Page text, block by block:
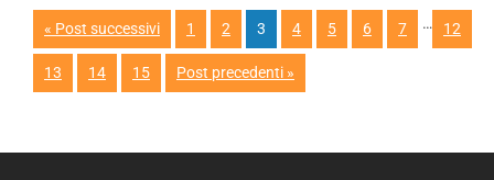
« Post successivi 1 2 3 4 5 6 7 … 12
13 14 15 Post precedenti »